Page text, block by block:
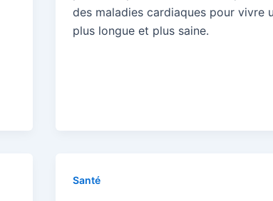
des maladies cardiaques pour vivre
plus longue et plus saine.
Santé